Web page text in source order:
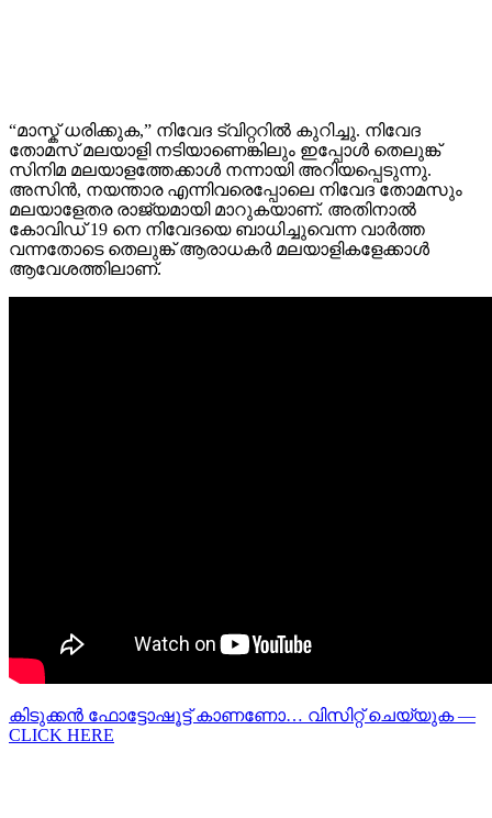
“മാസ്ക് ധരിക്കുക,” നിവേദ ട്വിറ്ററിൽ കുറിച്ചു. നിവേദ
തോമസ് മലയാളി നടിയാണെങ്കിലും ഇപ്പോൾ തെലുങ്ക്
സിനിമ മലയാളത്തേക്കാൾ നന്നായി അറിയപ്പെടുന്നു.
അസിൻ, നയന്താര എന്നിവരെപ്പോലെ നിവേദ തോമസും
മലയാളേതര രാജ്യമായി മാറുകയാണ്. അതിനാൽ
കോവിഡ് 19 നെ നിവേദയെ ബാധിച്ചുവെന്ന വാർത്ത
വന്നതോടെ തെലുങ്ക് ആരാധകർ മലയാളികളേക്കാൾ
ആവേശത്തിലാണ്.
കിടുക്കന്‍ ഫോട്ടോഷൂട്ട്‌ കാണണോ… വിസിറ്റ് ചെയ്യുക —
CLICK HERE